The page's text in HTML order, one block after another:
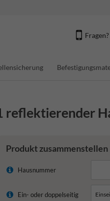
reflektierender
Produkt zusammenstellen
Hausnummer
Ein- oder doppelseitig